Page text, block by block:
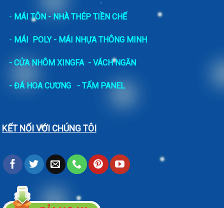
- MÁI TÔN - NHÀ THÉP TIỀN CHẾ
- MÁI POLY - MÁI NHỰA THÔNG MINH
- CỬA NHÔM XINGFA - VÁCH NGĂN
- ĐÁ HOA CƯƠNG - TẤM PANEL
KẾT NỐI VỚI CHÚNG TÔI